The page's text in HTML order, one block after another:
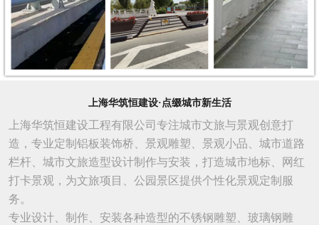
上海华筑恒建设·点缀城市新生活
上海华筑恒建设工程有限公司专注城市文旅与景观创意打
造，专业定制铝板装饰桥、景观雕塑、景观小品、城市道路
栏杆、城市文旅造型设计制作与安装，打造城市地标、网红
打卡景观，为文旅项目、公园景区提供个性化景观定制服
务。
专业设计、制作、安装各种造型的不锈钢雕塑、玻璃钢雕